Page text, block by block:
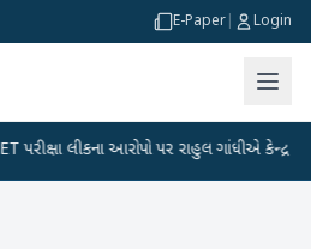
E-Paper Login
લીકના આરોપો પર રાહુલ ગાંધીએ કેન્દ્ર પર